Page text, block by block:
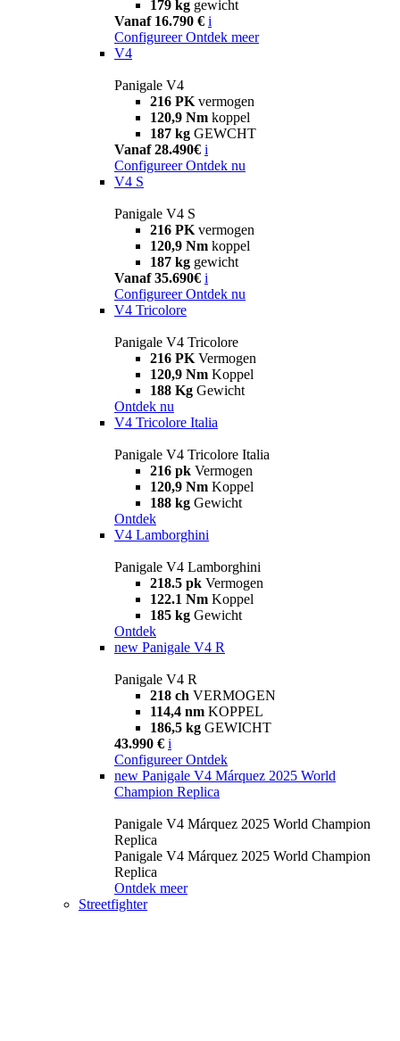
179 kg gewicht
Vanaf 16.790 € i
Configureer Ontdek meer
V4
Panigale V4
216 PK vermogen
120,9 Nm koppel
187 kg GEWCHT
Vanaf 28.490€ i
Configureer Ontdek nu
V4 S
Panigale V4 S
216 PK vermogen
120,9 Nm koppel
187 kg gewicht
Vanaf 35.690€ i
Configureer Ontdek nu
V4 Tricolore
Panigale V4 Tricolore
216 PK Vermogen
120,9 Nm Koppel
188 Kg Gewicht
Ontdek nu
V4 Tricolore Italia
Panigale V4 Tricolore Italia
216 pk Vermogen
120,9 Nm Koppel
188 kg Gewicht
Ontdek
V4 Lamborghini
Panigale V4 Lamborghini
218.5 pk Vermogen
122.1 Nm Koppel
185 kg Gewicht
Ontdek
new Panigale V4 R
Panigale V4 R
218 ch VERMOGEN
114,4 nm KOPPEL
186,5 kg GEWICHT
43.990 € i
Configureer Ontdek
new Panigale V4 Márquez 2025 World
Champion Replica
Panigale V4 Márquez 2025 World Champion
Replica
Panigale V4 Márquez 2025 World Champion
Replica
Ontdek meer
Streetfighter